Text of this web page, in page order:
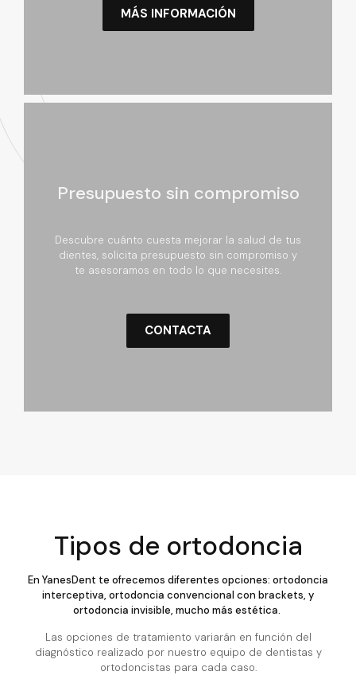
MÁS INFORMACIÓN
Presupuesto sin compromiso
Descubre cuánto cuesta mejorar la salud de tus
dientes, solicita presupuesto sin compromiso y
te asesoramos en todo lo que necesites.
CONTACTA
Tipos de ortodoncia
En YanesDent te ofrecemos diferentes opciones: ortodoncia
interceptiva, ortodoncia convencional con brackets, y
ortodoncia invisible, mucho más estética.
Las opciones de tratamiento variarán en función del
diagnóstico realizado por nuestro equipo de dentistas y
ortodoncistas para cada caso.